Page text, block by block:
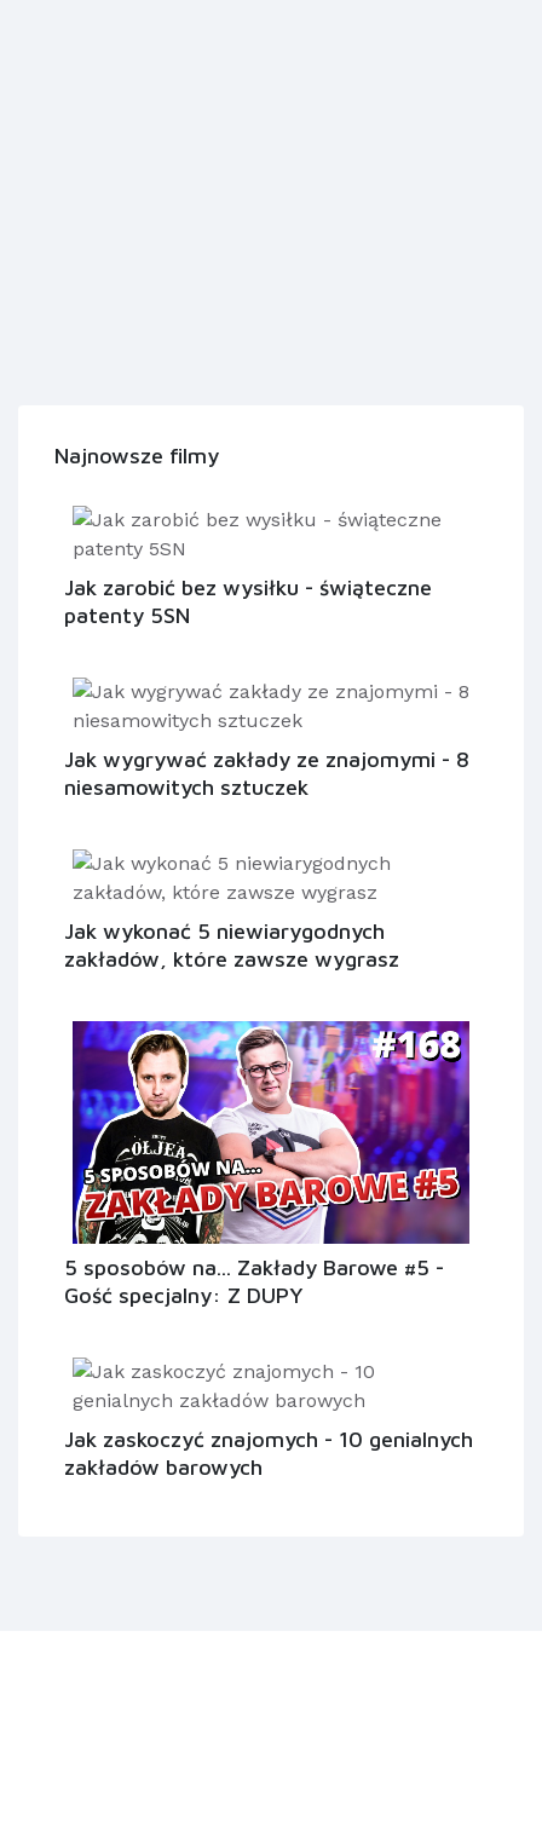
Najnowsze filmy
Jak zarobić bez wysiłku - świąteczne
patenty 5SN
Jak wygrywać zakłady ze znajomymi - 8
niesamowitych sztuczek
Jak wykonać 5 niewiarygodnych
zakładów, które zawsze wygrasz
5 sposobów na... Zakłady Barowe #5 -
Gość specjalny: Z DUPY
Jak zaskoczyć znajomych - 10 genialnych
zakładów barowych